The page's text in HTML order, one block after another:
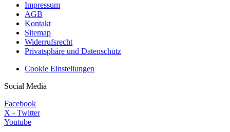
Impressum
AGB
Kontakt
Sitemap
Widerrufsrecht
Privatsphäre und Datenschutz
Cookie Einstellungen
Social Media
Facebook
X - Twitter
Youtube